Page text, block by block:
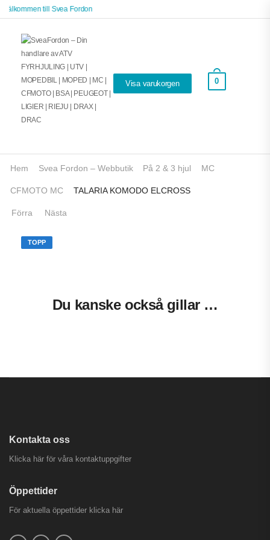
Välkommen till Svea Fordon
Visa varukorgen 0
Hem Svea Fordon – Webbutik På 2 & 3 hjul MC
CFMOTO MC TALARIA KOMODO ELCROSS
Förra Nästa
TOPP
Du kanske också gillar …
Kontakta oss
Klicka här för våra kontaktuppgifter
Öppettider
För aktuella öppettider klicka här